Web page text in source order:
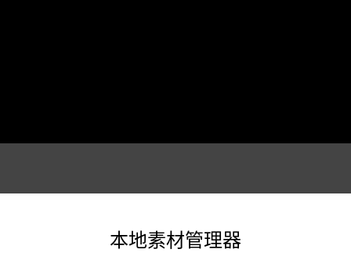
本地素材管理器